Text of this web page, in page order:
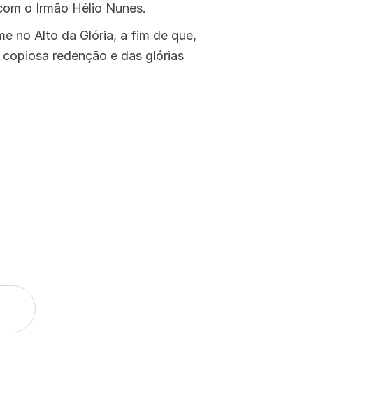
o Irmão Hélio Nunes.
no Alto da Glória, a fim de que,
redenção e das glórias